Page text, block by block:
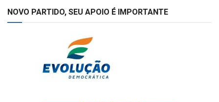
NOVO PARTIDO, SEU APOIO É IMPORTANTE